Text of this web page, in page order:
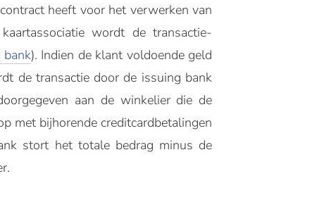
heeft voor het verwerken van
wordt de transactie-
bank). Indien de klant voldoende geld
de transactie door de issuing bank
aan de winkelier die de
met bijhorende creditcardbetalingen
stort het totale bedrag minus de